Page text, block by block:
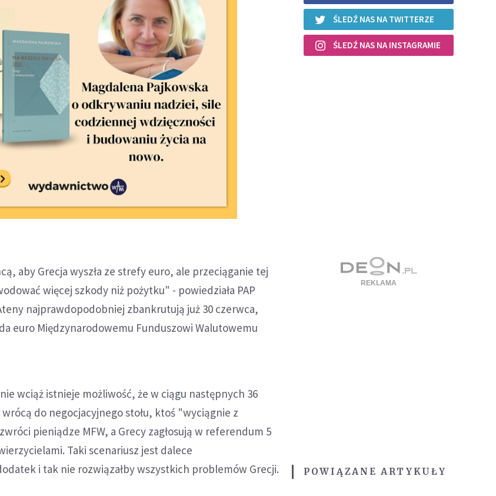
aby Grecja wyszła ze strefy euro, ale przeciąganie tej
więcej szkody niż pożytku" - powiedziała PAP
najprawdopodobniej zbankrutują już 30 czerwca,
euro Międzynarodowemu Funduszowi Walutowemu
wciąż istnieje możliwość, że w ciągu następnych 36
do negocjacyjnego stołu, ktoś "wyciągnie z
pieniądze MFW, a Grecy zagłosują w referendum 5
Taki scenariusz jest dalece
i tak nie rozwiązałby wszystkich problemów Grecji.
ŚLEDŹ NAS NA TWITTERZE
ŚLEDŹ NAS NA INSTAGRAMIE
POWIĄZANE ARTYKUŁY